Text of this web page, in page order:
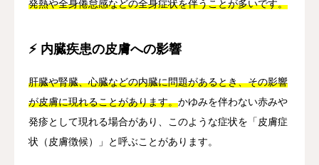
発熱や全身倦怠感などの全身症状を伴うことが多いです。
⚡ 内臓疾患の皮膚への影響
肝臓や腎臓、心臓などの内臓に問題があるとき、その影響
が皮膚に現れることがあります。かゆみを伴わない赤みや
発疹として現れる場合があり、このような症状を「皮膚症
状（皮膚徴候）」と呼ぶことがあります。